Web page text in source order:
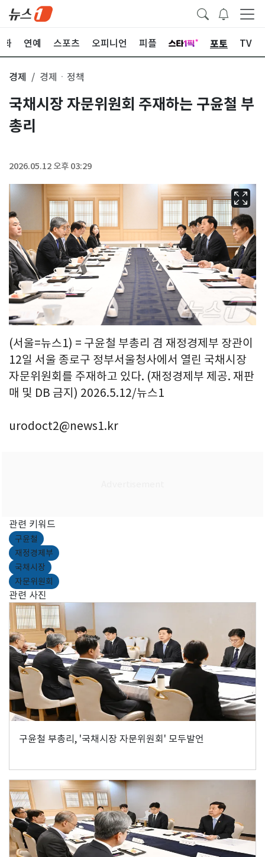
화 연예 스포츠 오피니언 피플 포토 TV
경제 경제ㆍ정책
국채시장 자문위원회 주재하는 구윤철 부
총리
2026.05.12 오후 03:29
(서울=뉴스1) = 구윤철 부총리 겸 재정경제부 장관이
12일 서울 종로구 정부서울청사에서 열린 국채시장
자문위원회를 주재하고 있다. (재정경제부 제공. 재판
매 및 DB 금지) 2026.5.12/뉴스1
urodoct2@news1.kr
관련 키워드
구윤철
재정경제부
국채시장
자문위원회
관련 사진
구윤철 부총리, '국채시장 자문위원회' 모두발언